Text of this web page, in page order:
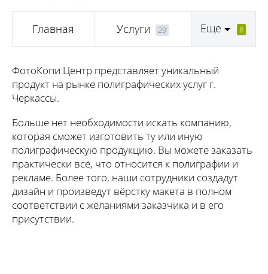
Главная Услуги 29 Еще 8
ФотоКопи Центр представляет уникальный
продукт на рынке полиграфических услуг г.
Черкассы.
Больше нет необходимости искать компанию,
которая сможет изготовить ту или иную
полиграфическую продукцию. Вы можете заказать
практически всё, что относится к полиграфии и
рекламе. Более того, наши сотрудники создадут
дизайн и произведут вёрстку макета в полном
соответствии с желаниями заказчика и в его
присутствии.